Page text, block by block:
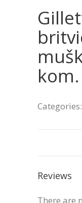
kom.
Categories:
Reviews
There are